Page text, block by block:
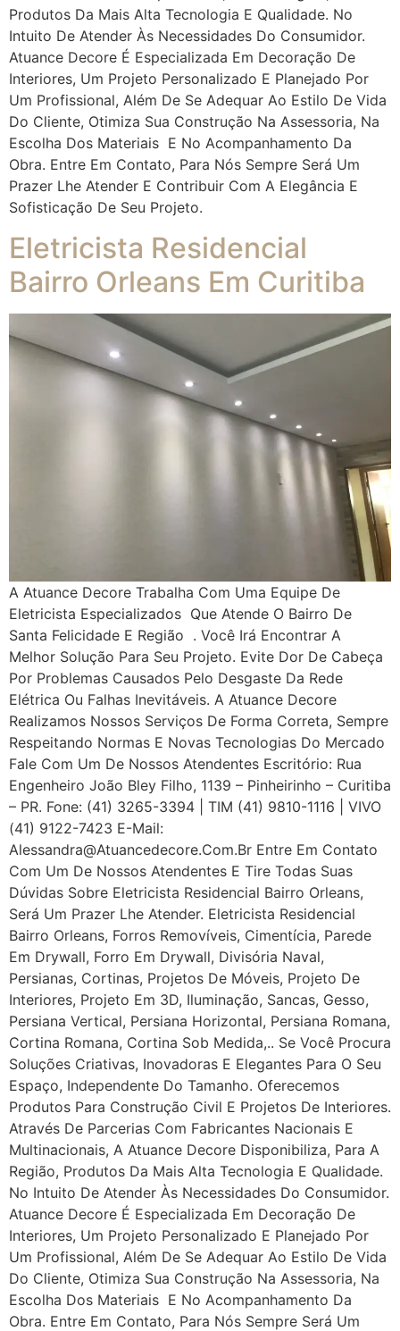
Produtos Da Mais Alta Tecnologia E Qualidade. No
Intuito De Atender Às Necessidades Do Consumidor.
Atuance Decore É Especializada Em Decoração De
Interiores, Um Projeto Personalizado E Planejado Por
Um Profissional, Além De Se Adequar Ao Estilo De Vida
Do Cliente, Otimiza Sua Construção Na Assessoria, Na
Escolha Dos Materiais E No Acompanhamento Da
Obra. Entre Em Contato, Para Nós Sempre Será Um
Prazer Lhe Atender E Contribuir Com A Elegância E
Sofisticação De Seu Projeto.
Eletricista Residencial
Bairro Orleans Em Curitiba
A Atuance Decore Trabalha Com Uma Equipe De
Eletricista Especializados Que Atende O Bairro De
Santa Felicidade E Região . Você Irá Encontrar A
Melhor Solução Para Seu Projeto. Evite Dor De Cabeça
Por Problemas Causados Pelo Desgaste Da Rede
Elétrica Ou Falhas Inevitáveis. A Atuance Decore
Realizamos Nossos Serviços De Forma Correta, Sempre
Respeitando Normas E Novas Tecnologias Do Mercado
Fale Com Um De Nossos Atendentes Escritório: Rua
Engenheiro João Bley Filho, 1139 – Pinheirinho – Curitiba
– PR. Fone: (41) 3265-3394 | TIM (41) 9810-1116 | VIVO
(41) 9122-7423 E-Mail:
Alessandra@atuancedecore.com.br Entre Em Contato
Com Um De Nossos Atendentes E Tire Todas Suas
Dúvidas Sobre Eletricista Residencial Bairro Orleans,
Será Um Prazer Lhe Atender. Eletricista Residencial
Bairro Orleans, Forros Removíveis, Cimentícia, Parede
Em Drywall, Forro Em Drywall, Divisória Naval,
Persianas, Cortinas, Projetos De Móveis, Projeto De
Interiores, Projeto Em 3D, Iluminação, Sancas, Gesso,
Persiana Vertical, Persiana Horizontal, Persiana Romana,
Cortina Romana, Cortina Sob Medida,.. Se Você Procura
Soluções Criativas, Inovadoras E Elegantes Para O Seu
Espaço, Independente Do Tamanho. Oferecemos
Produtos Para Construção Civil E Projetos De Interiores.
Através De Parcerias Com Fabricantes Nacionais E
Multinacionais, A Atuance Decore Disponibiliza, Para A
Região, Produtos Da Mais Alta Tecnologia E Qualidade.
No Intuito De Atender Às Necessidades Do Consumidor.
Atuance Decore É Especializada Em Decoração De
Interiores, Um Projeto Personalizado E Planejado Por
Um Profissional, Além De Se Adequar Ao Estilo De Vida
Do Cliente, Otimiza Sua Construção Na Assessoria, Na
Escolha Dos Materiais E No Acompanhamento Da
Obra. Entre Em Contato, Para Nós Sempre Será Um